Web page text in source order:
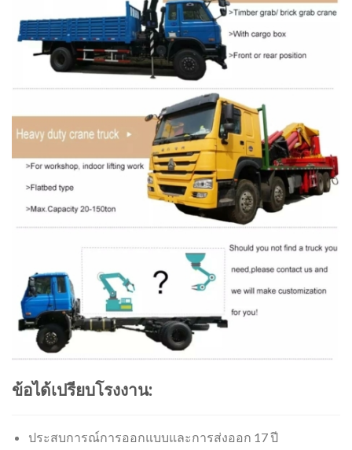
ข้อได้เปรียบโรงงาน:
ประสบการณ์การออกแบบและการส่งออก 17 ปี